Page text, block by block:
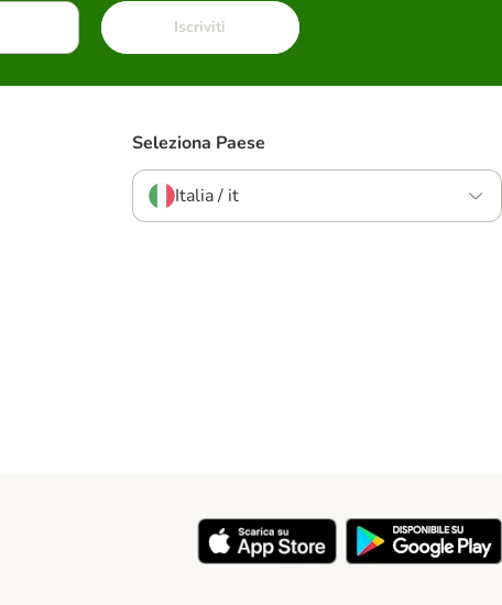
Iscriviti
Seleziona Paese
Italia / it